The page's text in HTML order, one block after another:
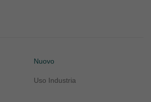
Nuovo
Uso Industria